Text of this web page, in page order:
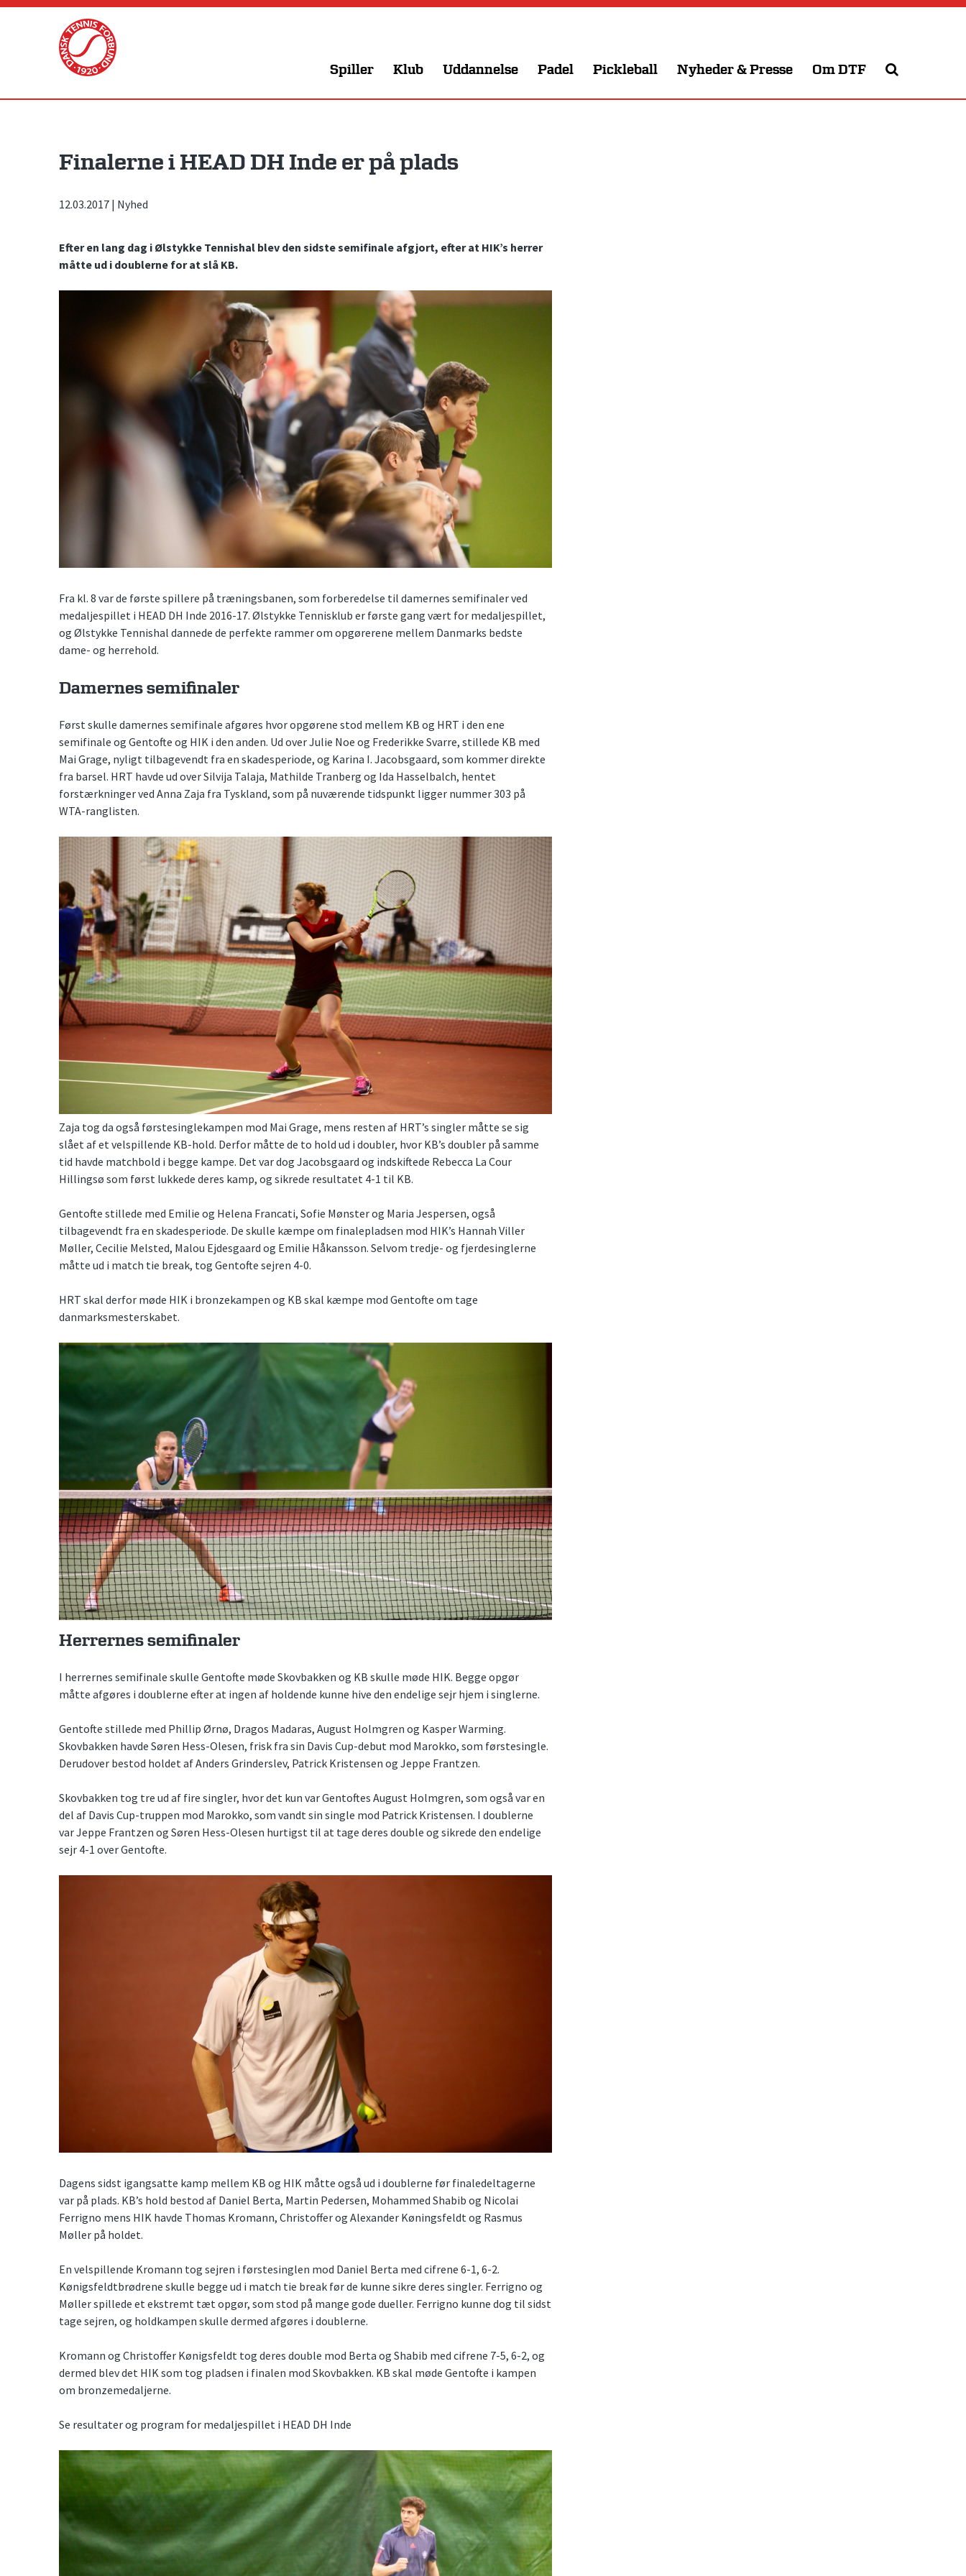
Skip
Spiller Klub Uddannelse Padel Pickleball Nyheder & Presse Om DTF
Finalerne i HEAD DH Inde er på plads
12.03.2017 | Nyhed
Efter en lang dag i Ølstykke Tennishal blev den sidste semifinale afgjort, efter at HIK’s herrer
måtte ud i doublerne for at slå KB.
Fra kl. 8 var de første spillere på træningsbanen, som forberedelse til damernes semifinaler ved
medaljespillet i HEAD DH Inde 2016-17. Ølstykke Tennisklub er første gang vært for medaljespillet,
og Ølstykke Tennishal dannede de perfekte rammer om opgørerene mellem Danmarks bedste
dame- og herrehold.
Damernes semifinaler
Først skulle damernes semifinale afgøres hvor opgørene stod mellem KB og HRT i den ene
semifinale og Gentofte og HIK i den anden. Ud over Julie Noe og Frederikke Svarre, stillede KB med
Mai Grage, nyligt tilbagevendt fra en skadesperiode, og Karina I. Jacobsgaard, som kommer direkte
fra barsel. HRT havde ud over Silvija Talaja, Mathilde Tranberg og Ida Hasselbalch, hentet
forstærkninger ved Anna Zaja fra Tyskland, som på nuværende tidspunkt ligger nummer 303 på
WTA-ranglisten.
Zaja tog da også førstesinglekampen mod Mai Grage, mens resten af HRT’s singler måtte se sig
slået af et velspillende KB-hold. Derfor måtte de to hold ud i doubler, hvor KB’s doubler på samme
tid havde matchbold i begge kampe. Det var dog Jacobsgaard og indskiftede Rebecca La Cour
Hillingsø som først lukkede deres kamp, og sikrede resultatet 4-1 til KB.
Gentofte stillede med Emilie og Helena Francati, Sofie Mønster og Maria Jespersen, også
tilbagevendt fra en skadesperiode. De skulle kæmpe om finalepladsen mod HIK’s Hannah Viller
Møller, Cecilie Melsted, Malou Ejdesgaard og Emilie Håkansson. Selvom tredje- og fjerdesinglerne
måtte ud i match tie break, tog Gentofte sejren 4-0.
HRT skal derfor møde HIK i bronzekampen og KB skal kæmpe mod Gentofte om tage
danmarksmesterskabet.
Herrernes semifinaler
I herrernes semifinale skulle Gentofte møde Skovbakken og KB skulle møde HIK. Begge opgør
måtte afgøres i doublerne efter at ingen af holdende kunne hive den endelige sejr hjem i singlerne.
Gentofte stillede med Phillip Ørnø, Dragos Madaras, August Holmgren og Kasper Warming.
Skovbakken havde Søren Hess-Olesen, frisk fra sin Davis Cup-debut mod Marokko, som førstesingle.
Derudover bestod holdet af Anders Grinderslev, Patrick Kristensen og Jeppe Frantzen.
Skovbakken tog tre ud af fire singler, hvor det kun var Gentoftes August Holmgren, som også var en
del af Davis Cup-truppen mod Marokko, som vandt sin single mod Patrick Kristensen. I doublerne
var Jeppe Frantzen og Søren Hess-Olesen hurtigst til at tage deres double og sikrede den endelige
sejr 4-1 over Gentofte.
Dagens sidst igangsatte kamp mellem KB og HIK måtte også ud i doublerne før finaledeltagerne
var på plads. KB’s hold bestod af Daniel Berta, Martin Pedersen, Mohammed Shabib og Nicolai
Ferrigno mens HIK havde Thomas Kromann, Christoffer og Alexander Køningsfeldt og Rasmus
Møller på holdet.
En velspillende Kromann tog sejren i førstesinglen mod Daniel Berta med cifrene 6-1, 6-2.
Kønigsfeldtbrødrene skulle begge ud i match tie break før de kunne sikre deres singler. Ferrigno og
Møller spillede et ekstremt tæt opgør, som stod på mange gode dueller. Ferrigno kunne dog til sidst
tage sejren, og holdkampen skulle dermed afgøres i doublerne.
Kromann og Christoffer Kønigsfeldt tog deres double mod Berta og Shabib med cifrene 7-5, 6-2, og
dermed blev det HIK som tog pladsen i finalen mod Skovbakken. KB skal møde Gentofte i kampen
om bronzemedaljerne.
Se resultater og program for medaljespillet i HEAD DH Inde